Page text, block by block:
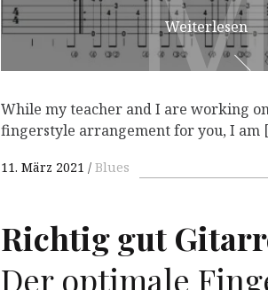
Weiterlesen
While my teacher and I are working
fingerstyle arrangement for you, I am
11. März 2021 Blues
Richtig gut
Der optimale